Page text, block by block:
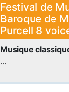
Festival de
Baroque de
Purcell 8
Musique
...